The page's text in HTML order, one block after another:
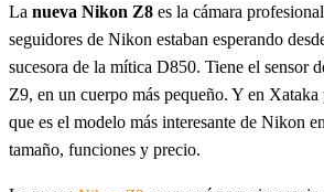
La nueva Nikon Z8 es la cámara
seguidores de Nikon estaban esperando
sucesora de la mítica D850. Tiene el sensor
Z9, en un cuerpo más pequeño. Y en
que es el modelo más interesante de Nikon
tamaño, funciones y precio.